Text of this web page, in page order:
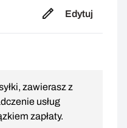
Edytuj
zawierasz z
usług
zapłaty.